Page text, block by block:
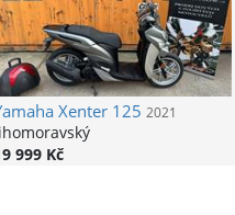
Xenter 125 2021
999 Kč